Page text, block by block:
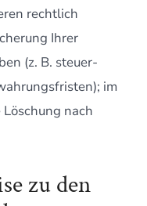
rechtlich
Ihrer
(z. B. steuer-
im
nach
zu den